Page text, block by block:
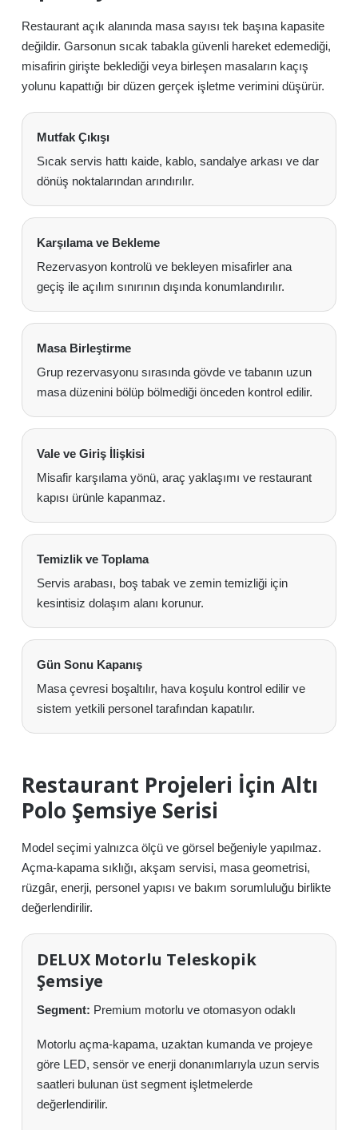
Restaurant açık alanında masa sayısı tek başına kapasite
değildir. Garsonun sıcak tabakla güvenli hareket edemediği,
misafirin girişte beklediği veya birleşen masaların kaçış
yolunu kapattığı bir düzen gerçek işletme verimini düşürür.
Mutfak Çıkışı
Sıcak servis hattı kaide, kablo, sandalye arkası ve dar
dönüş noktalarından arındırılır.
Karşılama ve Bekleme
Rezervasyon kontrolü ve bekleyen misafirler ana
geçiş ile açılım sınırının dışında konumlandırılır.
Masa Birleştirme
Grup rezervasyonu sırasında gövde ve tabanın uzun
masa düzenini bölüp bölmediği önceden kontrol edilir.
Vale ve Giriş İlişkisi
Misafir karşılama yönü, araç yaklaşımı ve restaurant
kapısı ürünle kapanmaz.
Temizlik ve Toplama
Servis arabası, boş tabak ve zemin temizliği için
kesintisiz dolaşım alanı korunur.
Gün Sonu Kapanış
Masa çevresi boşaltılır, hava koşulu kontrol edilir ve
sistem yetkili personel tarafından kapatılır.
Restaurant Projeleri İçin Altı
Polo Şemsiye Serisi
Model seçimi yalnızca ölçü ve görsel beğeniyle yapılmaz.
Açma-kapama sıklığı, akşam servisi, masa geometrisi,
rüzgâr, enerji, personel yapısı ve bakım sorumluluğu birlikte
değerlendirilir.
DELUX Motorlu Teleskopik
Şemsiye
Segment: Premium motorlu ve otomasyon odaklı
Motorlu açma-kapama, uzaktan kumanda ve projeye
göre LED, sensör ve enerji donanımlarıyla uzun servis
saatleri bulunan üst segment işletmelerde
değerlendirilir.